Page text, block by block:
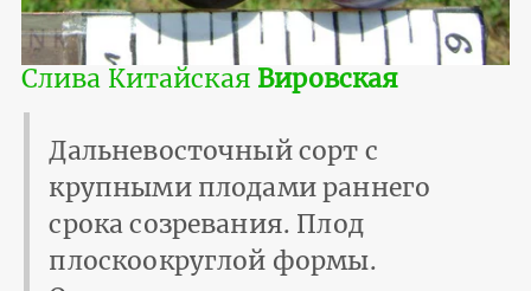
Слива Китайская Вировская
Дальневосточный сорт с
крупными плодами раннего
срока созревания. Плод
плоскоокруглой формы.